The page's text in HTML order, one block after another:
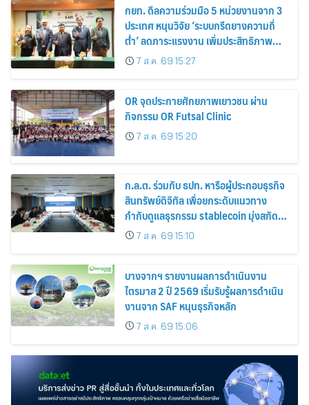
กยท. ดีลความร่วมมือ 5 หน่วยงานจาก 3
ประเทศ หนุนวิจัย ‘ระบบกรีดยางความถี่
ต่ำ’ ลดภาระแรงงาน เพิ่มประสิทธิภาพ
การจัดการสวนยาง เสริมคุณภาพผลผลิต
ยาง
7 ส.ค. 69 15:27
OR จุดประกายศักยภาพเยาวชน ผ่าน
กิจกรรม OR Futsal Clinic
7 ส.ค. 69 15:20
ก.ล.ต. ร่วมกับ ธปท. หารือผู้ประกอบธุรกิจ
สินทรัพย์ดิจิทัล เพื่อยกระดับแนวทาง
กำกับดูแลธุรกรรม stablecoin มุ่งสกัด
กั้นอาชญากรรมทางเทคโนโลยี
7 ส.ค. 69 15:10
บางจากฯ รายงานผลการดำเนินงาน
ไตรมาส 2 ปี 2569 เริ่มรับรู้ผลการดำเนิน
งานจาก SAF หนุนธุรกิจหลัก
7 ส.ค. 69 15:06